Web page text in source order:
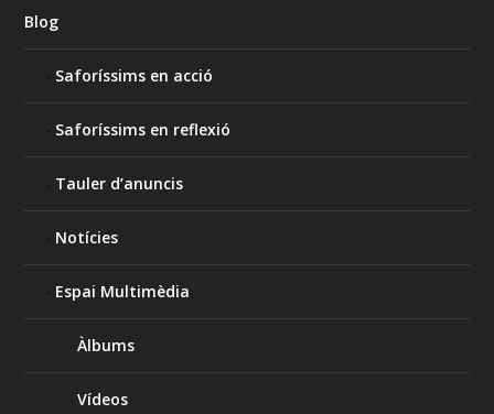
Blog
Saforíssims en acció
Saforíssims en reflexió
Tauler d’anuncis
Notícies
Espai Multimèdia
Àlbums
Vídeos